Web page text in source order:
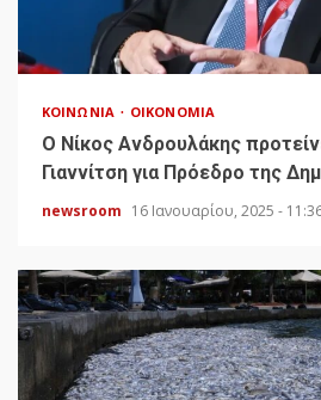
ΚΟΙΝΩΝΊΑ ΟΙΚΟΝΟΜΊΑ
Ο Νίκος Ανδρουλάκης
Γιαννίτση για Πρόεδρο της
newsroom 16 Ιανουαρίου, 2025 -